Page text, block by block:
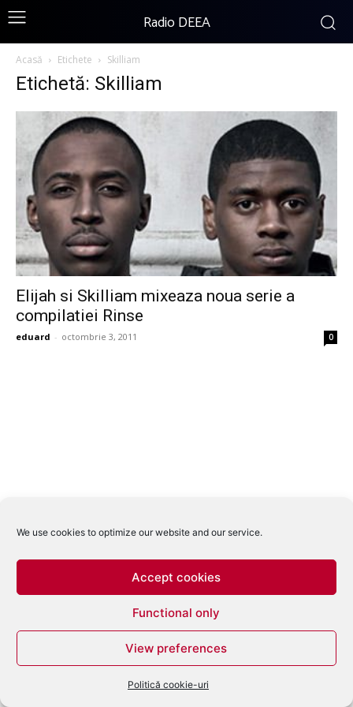
We use cookies to optimize our website and our service.
Accept cookies
Functional only
View preferences
Politică cookie-uri
Radio DEEA
Acasă Etichete Skilliam
Etichetă: Skilliam
Elijah si Skilliam mixeaza noua serie a
compilatiei Rinse
eduard - octombrie 3, 2011 0